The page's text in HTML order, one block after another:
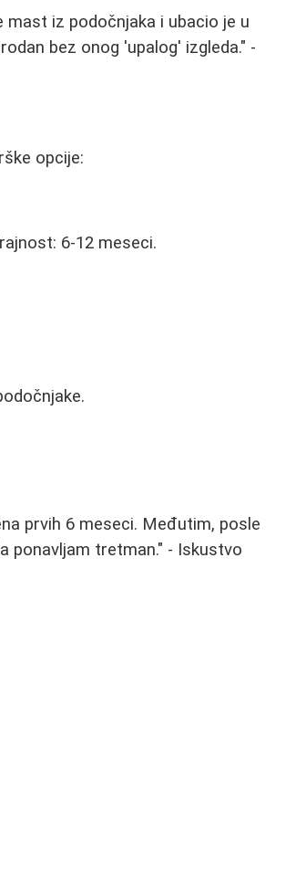
iz podočnjaka i ubacio je u
bez onog 'upalog' izgleda." -
opcije:
6-12 meseci.
prvih 6 meseci. Međutim, posle
ponavljam tretman." - Iskustvo